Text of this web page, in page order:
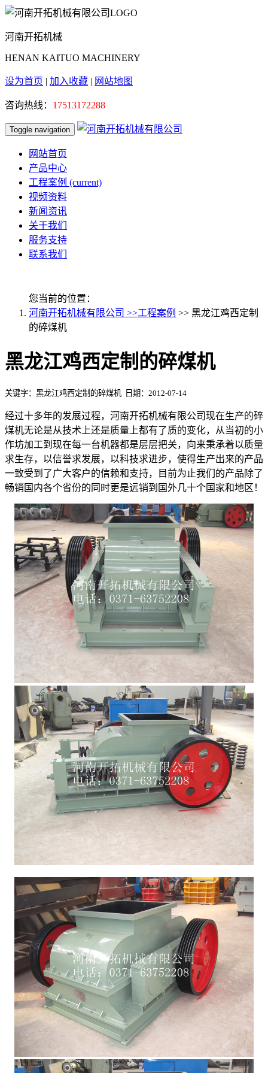
河南开拓机械
HENAN KAITUO MACHINERY
设为首页 | 加入收藏 | 网站地图
咨询热线： 17513172288
Toggle navigation
网站首页
产品中心
工程案例 (current)
视频资料
新闻资讯
关于我们
服务支持
联系我们
您当前的位置：
河南开拓机械有限公司 >>工程案例 >> 黑龙江鸡西定制
的碎煤机
黑龙江鸡西定制的碎煤机
关键字：黑龙江鸡西定制的碎煤机 日期：2012-07-14
经过十多年的发展过程，河南开拓机械有限公司现在生产的碎
煤机无论是从技术上还是质量上都有了质的变化，从当初的小
作坊加工到现在每一台机器都是层层把关，向来秉承着以质量
求生存，以信誉求发展，以科技求进步，使得生产出来的产品
一致受到了广大客户的信赖和支持，目前为止我们的产品除了
畅销国内各个省份的同时更是远销到国外几十个国家和地区！